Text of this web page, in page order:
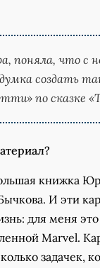
поняла, что с
создать
по сказке
книжка
И эти
для меня
Marvel.
задачек,